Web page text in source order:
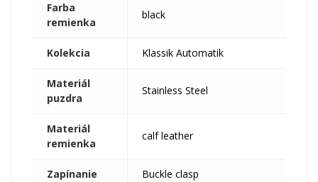
Farba
remienka
black
Kolekcia Klassik Automatik
Materiál
puzdra
Stainless Steel
Materiál
remienka
calf leather
Zapínanie Buckle clasp